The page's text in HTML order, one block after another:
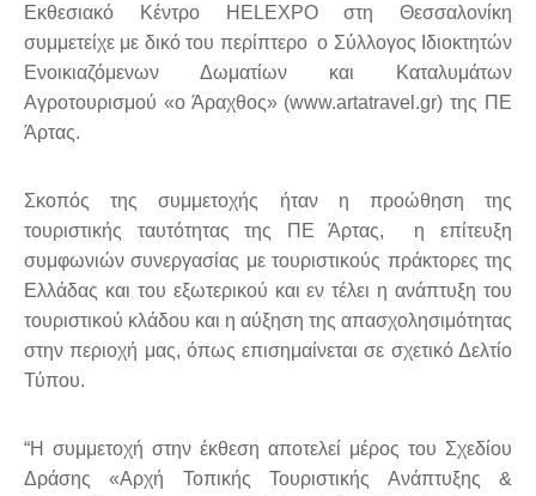
Εκθεσιακό Κέντρο HELEXPO στη Θεσσαλονίκη
συμμετείχε με δικό του περίπτεροο Σύλλογος Ιδιοκτητών
Ενοικιαζόμενων Δωματίων και Καταλυμάτων
Αγροτουρισμού «ο Άραχθος» (www.artatravel.gr) της ΠΕ
Άρτας.
Σκοπός της συμμετοχής ήταν η προώθηση της
τουριστικής ταυτότητας της ΠΕ Άρτας, η επίτευξη
συμφωνιών συνεργασίας με τουριστικούς πράκτορες της
Ελλάδας και του εξωτερικού και εν τέλει η ανάπτυξη του
τουριστικού κλάδου και η αύξηση της απασχολησιμότητας
στην περιοχή μας, όπως επισημαίνεται σε σχετικό Δελτίο
Τύπου.
“Η συμμετοχή στην έκθεση αποτελεί μέρος του Σχεδίου
Δράσης «Αρχή Τοπικής Τουριστικής Ανάπτυξης &